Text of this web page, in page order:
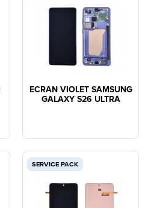
ECRAN VIOLET SAMSUNG
GALAXY S26 ULTRA
SERVICE PACK